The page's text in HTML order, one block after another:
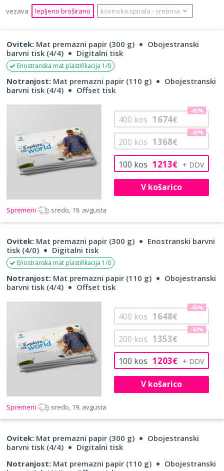
vezava
lepljeno broširano kovinska spirala ‐ srebrna
Ovitek: Mat premazni papir (300 g)
Obojestranski
barvni tisk (4/4)
Digitalni tisk
Enostranska mat plastifikacija 1/0
Notranjost: Mat premazni papir (110 g)
Obojestranski
barvni tisk (4/4)
Offset tisk
100 kos 1213€
200 kos 1368€
-43%
400 kos 1674€
-65%
V košarico
Spremeni sredo, 19. avgusta
Ovitek: Mat premazni papir (300 g)
Enostranski barvni
tisk (4/0)
Digitalni tisk
Enostranska mat plastifikacija 1/0
Notranjost: Mat premazni papir (110 g)
Obojestranski
barvni tisk (4/4)
Offset tisk
100 kos 1203€
200 kos 1353€
-43%
400 kos 1648€
-65%
V košarico
Spremeni sredo, 19. avgusta
Ovitek: Mat premazni papir (300 g)
Obojestranski
barvni tisk (4/4)
Digitalni tisk
Notranjost: Mat premazni papir (110 g)
Obojestranski